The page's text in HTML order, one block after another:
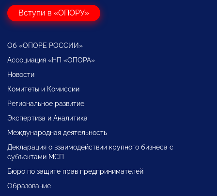
Вступи в «ОПОРУ»
Об «ОПОРЕ РОССИИ»
Ассоциация «НП «ОПОРА»
Новости
Комитеты и Комиссии
Региональное развитие
Экспертиза и Аналитика
Международная деятельность
Декларация о взаимодействии крупного бизнеса с
субъектами МСП
Бюро по защите прав предпринимателей
Образование